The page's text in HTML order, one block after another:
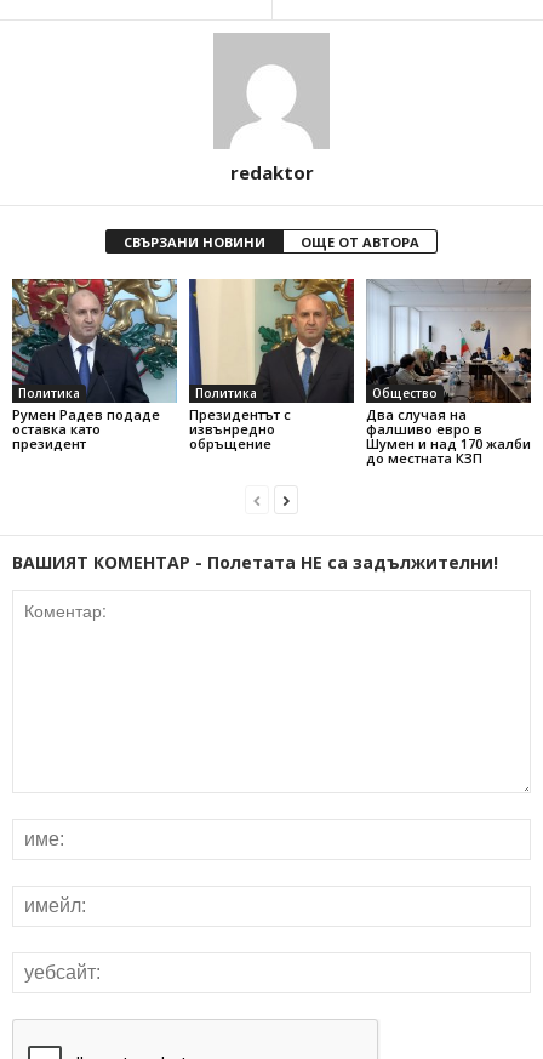
redaktor
СВЪРЗАНИ НОВИНИ ОЩЕ ОТ АВТОРА
Политика
Румен Радев подаде
оставка като
президент
Политика
Президентът с
извънредно
обръщение
Общество
Два случая на
фалшиво евро в
Шумен и над 170 жалби
до местната КЗП
ВАШИЯТ КОМЕНТАР - Полетата НЕ са задължителни!